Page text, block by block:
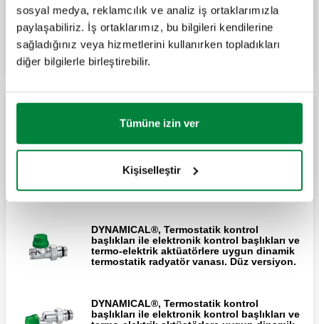
sosyal medya, reklamcılık ve analiz iş ortaklarımızla
paylaşabiliriz. İş ortaklarımız, bu bilgileri kendilerine
sağladığınız veya hizmetlerini kullanırken topladıkları
diğer bilgilerle birleştirebilir.
Tümüne izin ver
Kişiselleştir
Termostatik kontrol başlıkları ve termo-
elektrik aktüatörlere uygun termostatik
radyatör vanası. Sağ versiyon.
radyatör vanası. Sol versiyon.
Genişlet
Dinamik termostatik radyatör vanası bakır boru için
DYNAMICAL®, Termostatik kontrol
termo-elektrik aktüatörlere uygun dinamik
versiyon.
DYNAMICAL®, Termostatik kontrol
başlıkları ile elektronik kontrol başlıkları ve
termo-elektrik aktüatörlere uygun dinamik
termostatik radyatör vanası. Düz versiyon.
DYNAMICAL®, Termostatik kontrol
başlıkları ile elektronik kontrol başlıkları ve